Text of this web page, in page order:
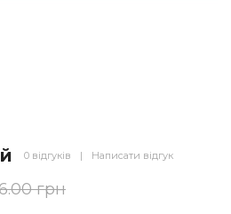
0 відгуків | Написати відгук
грн